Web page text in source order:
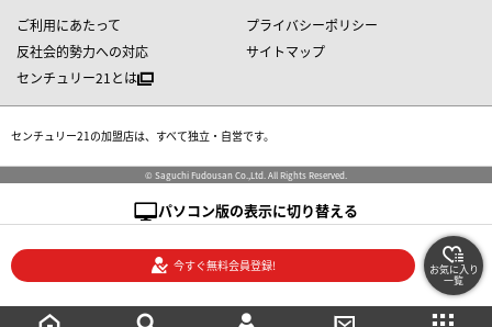
ご利用にあたって
プライバシーポリシー
反社会的勢力への対応
サイトマップ
センチュリー21とは
センチュリー21の加盟店は、すべて独立・自営です。
© Saguchi Fudousan Co.,Ltd. All Rights Reserved.
パソコン版の表示に切り替える
今すぐ無料会員登録! お気に入り
一覧